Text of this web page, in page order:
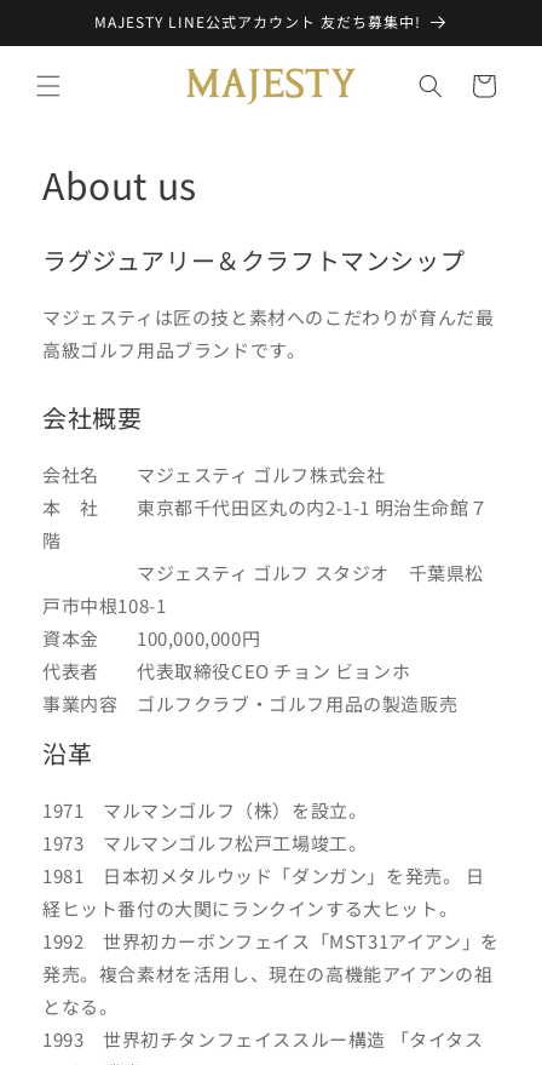
進む
MAJESTY LINE公式アカウント 友だち募集中!
カ
ー
About us
ラグジュアリー＆クラフトマンシップ
マジェスティは匠の技と素材へのこだわりが育んだ最
高級ゴルフ用品ブランドです。
会社概要
会社名 マジェスティ ゴルフ株式会社
本 社 東京都千代田区丸の内2-1-1 明治生命館７
階
マジェスティ ゴルフ スタジオ 千葉県松
戸市中根108-1
資本金 100,000,000円
代表者 代表取締役CEO チョン ビョンホ
事業内容 ゴルフクラブ・ゴルフ用品の製造販売
沿革
1971 マルマンゴルフ（株）を設立。
1973 マルマンゴルフ松戸工場竣工。
1981 日本初メタルウッド「ダンガン」を発売。 日
経ヒット番付の大関にランクインする大ヒット。
1992 世界初カーボンフェイス「MST31アイアン」を
発売。複合素材を活用し、現在の高機能アイアンの祖
となる。
1993 世界初チタンフェイススルー構造 「タイタス